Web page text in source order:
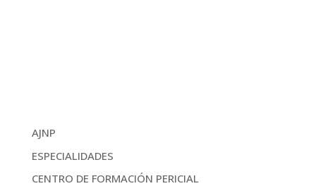
AJNP
ESPECIALIDADES
CENTRO DE FORMACIÓN PERICIAL